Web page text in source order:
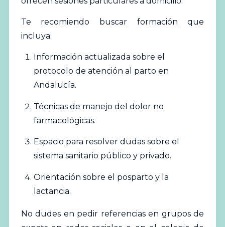
Te recomiendo buscar formación que
incluya:
Información actualizada sobre el
protocolo de atención al parto en
Andalucía.
Técnicas de manejo del dolor no
farmacológicas.
Espacio para resolver dudas sobre el
sistema sanitario público y privado.
Orientación sobre el posparto y la
lactancia.
No dudes en pedir referencias en grupos de